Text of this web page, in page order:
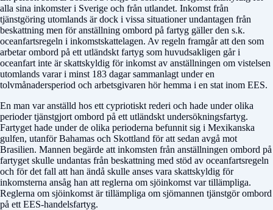
alla sina inkomster i Sverige och från utlandet. Inkomst från
tjänstgöring utomlands är dock i vissa situationer undantagen från
beskattning men för anställning ombord på fartyg gäller den s.k.
oceanfartsregeln i inkomstskattelagen. Av regeln framgår att den som
arbetar ombord på ett utländskt fartyg som huvudsakligen går i
oceanfart inte är skattskyldig för inkomst av anställningen om vistelsen
utomlands varar i minst 183 dagar sammanlagt under en
tolvmånadersperiod och arbetsgivaren hör hemma i en stat inom EES.
En man var anställd hos ett cypriotiskt rederi och hade under olika
perioder tjänstgjort ombord på ett utländskt undersökningsfartyg.
Fartyget hade under de olika perioderna befunnit sig i Mexikanska
gulfen, utanför Bahamas och Skottland för att sedan avgå mot
Brasilien. Mannen begärde att inkomsten från anställningen ombord på
fartyget skulle undantas från beskattning med stöd av oceanfartsregeln
och för det fall att han ändå skulle anses vara skattskyldig för
inkomsterna ansåg han att reglerna om sjöinkomst var tillämpliga.
Reglerna om sjöinkomst är tillämpliga om sjömannen tjänstgör ombord
på ett EES-handelsfartyg.